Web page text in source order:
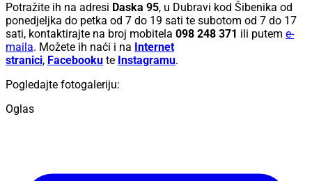
Potražite ih na adresi Daska 95, u Dubravi kod Šibenika od
ponedjeljka do petka od 7 do 19 sati te subotom od 7 do 17
sati, kontaktirajte na broj mobitela 098 248 371 ili putem e-
maila. Možete ih naći i na Internet
stranici, Facebooku te Instagramu.
Pogledajte fotogaleriju:
Oglas